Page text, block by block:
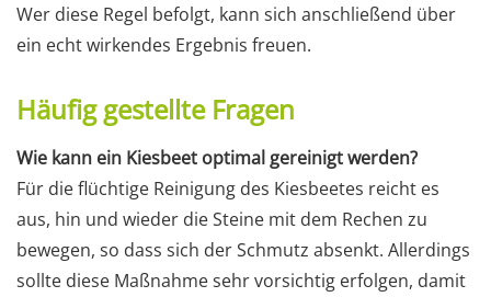
Wer diese Regel befolgt, kann sich anschließend über
ein echt wirkendes Ergebnis freuen.
Häufig gestellte Fragen
Wie kann ein Kiesbeet optimal gereinigt werden?
Für die flüchtige Reinigung des Kiesbeetes reicht es
aus, hin und wieder die Steine mit dem Rechen zu
bewegen, so dass sich der Schmutz absenkt. Allerdings
sollte diese Maßnahme sehr vorsichtig erfolgen, damit